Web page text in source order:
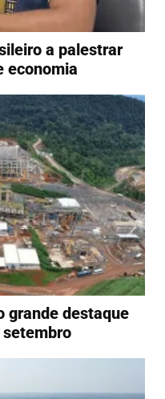
a palestrar
economia
grande destaque